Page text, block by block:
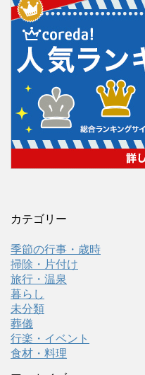
カテゴリー
季節の行事・歳時
掃除・片付け
旅行・温泉
暮らし
未分類
葬儀
行楽・イベント
食材・料理